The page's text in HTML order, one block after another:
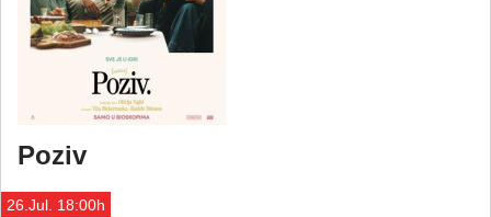
Poziv
26.Jul. 18:00h